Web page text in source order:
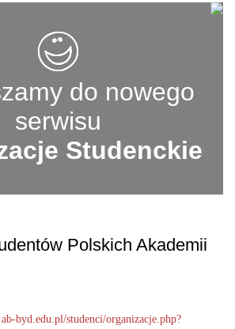
do nowego
serwisu
Studenckie
Polskich Akademii
byd.edu.pl/studenci/organizacje.php?